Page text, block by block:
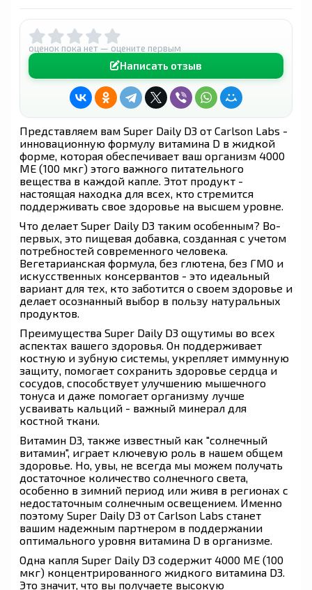
оценок пока нет — оцените первым
Написать отзыв
Представляем вам Super Daily D3 от Carlson Labs -
инновационную формулу витамина D в жидкой
форме, которая обеспечивает ваш организм 4000
МЕ (100 мкг) этого важного питательного
вещества в каждой капле. Этот продукт -
настоящая находка для всех, кто стремится
поддерживать свое здоровье на высшем уровне.
Что делает Super Daily D3 таким особенным? Во-
первых, это пищевая добавка, созданная с учетом
потребностей современного человека.
Вегетарианская формула, без глютена, без ГМО и
искусственных консервантов - это идеальный
вариант для тех, кто заботится о своем здоровье и
делает осознанный выбор в пользу натуральных
продуктов.
Преимущества Super Daily D3 ощутимы во всех
аспектах вашего здоровья. Он поддерживает
костную и зубную системы, укрепляет иммунную
защиту, помогает сохранить здоровье сердца и
сосудов, способствует улучшению мышечного
тонуса и даже помогает организму лучше
усваивать кальций - важный минерал для
костной ткани.
Витамин D3, также известный как "солнечный
витамин", играет ключевую роль в нашем общем
здоровье. Но, увы, не всегда мы можем получать
достаточное количество солнечного света,
особенно в зимний период или живя в регионах с
недостаточным солнечным освещением. Именно
поэтому Super Daily D3 от Carlson Labs станет
вашим надежным партнером в поддержании
оптимального уровня витамина D в организме.
Одна капля Super Daily D3 содержит 4000 МЕ (100
мкг) концентрированного жидкого витамина D3.
Это значит, что вы получаете высокую